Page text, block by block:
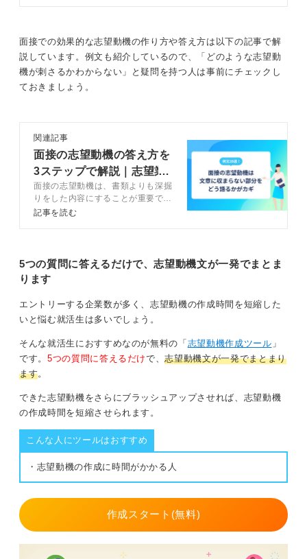
のセミナーに参加した人は、その体験を志望動機に盛り
込むことで印象に残すこともできます。
0
よる企業の視点から、銀行に就職す
るメリットや向いている人の特徴に
ついて解説します。
面接での効果的な志望動機の作り方や答え方は以下の記事で解
説しています。例文も紹介しているので、「どのような志望動
機が刺さるかわからない」と疑問を持つ人は事前にチェックし
ておきましょう。
関連記事
面接の志望動機の答え方を
3ステップで解説｜志望業
界別の例文20選
面接の志望動機は、書類よりも深掘
りをした内容にすることが重要で
す。面接で志望動機を答えるための
ャリアコンサルタントが解説しま
す。
記事を読む
5つの質問に答えるだけで、志望動機文が一発でまとま
ります
エントリーする企業数が多く、志望動機の作成時間を短縮した
いと悩む就活生は多いでしょう。
そんな就活生におすすめなのが無料の「 志望動機作成ツール 」
です。 5つの質問に答えるだけで、志望動機文が一発でまとまり
ます。
できた志望動機をさらにブラッシュアップさせれば、志望動機
の作成時間を短縮させられます。
こんな人にツールはおすすめ
・志望動機の作成に時間がかかる人
作成スタート(無料)